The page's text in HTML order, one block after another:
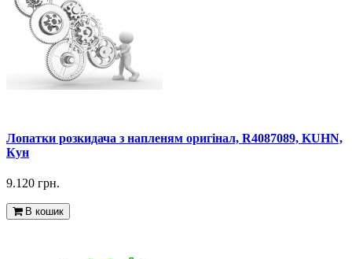
Лопатки розкидача з напленям оригінал, R4087089, KUHN,
Кун
9.120 грн.
В кошик